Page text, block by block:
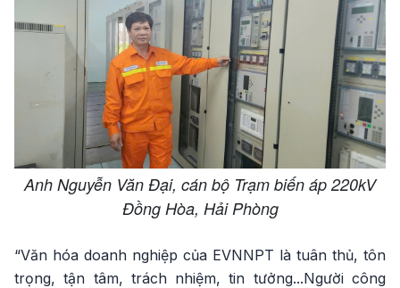
Anh Nguyễn Văn Đại, cán bộ Trạm biến áp 220kV
Đồng Hòa, Hải Phòng
“Văn hóa doanh nghiệp của EVNNPT là tuân thủ, tôn
trọng, tận tâm, trách nhiệm, tin tưởng...Người công